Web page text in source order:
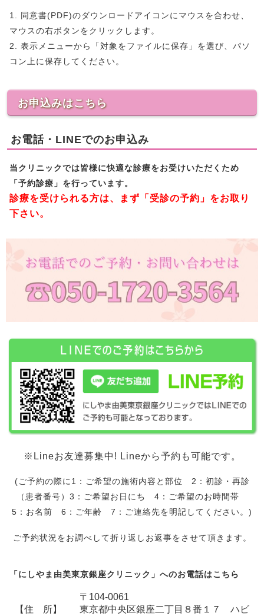
1. 同意書(PDF)のダウンロードアイコンにマウスを合わせ、
マウスの右ボタンをクリックします。
2. 表示メニューから「対象をファイルに保存」を選び、パソ
コン上に保存してください。
お申込みはこちら
お電話・LINEでのお申込み
当クリニックでは皆様に快適な診療をお受けいただくため
「予約診療」を行っています。
診療を受けられる方は、まず「受診の予約」をお取り
下さい。
※Lineお友達募集中! Lineから予約も可能です。
(ご予約の際に1：ご希望の施術内容と部位 2：初診・再診
（患者番号）3：ご希望お日にち 4：ご希望のお時間帯
5：お名前 6：ご年齢 7：ご連絡先を明記してください。)
ご予約状況をお調べして折り返しお返事をさせて頂きます。
「にしやま由美東京銀座クリニック」へのお電話はこちら
【住 所】
〒104-0061
東京都中央区銀座二丁目８番１７ ハビ